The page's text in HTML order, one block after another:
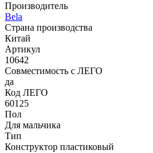
Производитель
Bela
Страна производства
Китай
Артикул
10642
Совместимость с ЛЕГО
да
Код ЛЕГО
60125
Пол
Для мальчика
Тип
Конструктор пластиковый